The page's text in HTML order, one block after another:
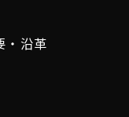
・沿革